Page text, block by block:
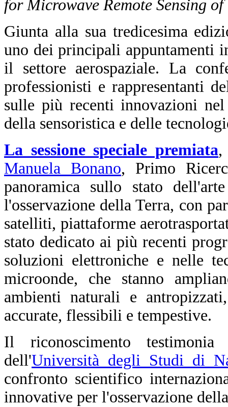
for Microwave Remote Sensing
Giunta alla sua tredicesima
uno dei principali appuntamenti
il settore aerospaziale. La
professionisti e rappresentanti
sulle più recenti innovazioni
della sensoristica e delle
La sessione speciale premiata,
Manuela Bonano, Primo
panoramica sullo stato
l'osservazione della Terra, con
satelliti, piattaforme
stato dedicato ai più recenti
soluzioni elettroniche e nelle
microonde, che stanno
ambienti naturali e
accurate, flessibili e tempestive.
Il riconoscimento
dell'Università degli Studi di
confronto scientifico
innovative per l'osservazione